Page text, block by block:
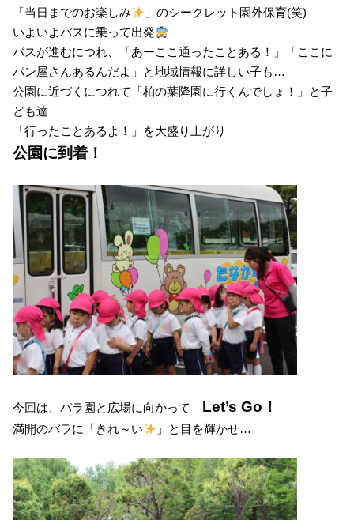
子育て支援
未就園児教室
課外授業
「当日までのお楽しみ
」のシークレット園外保育(笑)
いよいよバスに乗って出発
バスが進むにつれ、「あーここ通ったことある！」「ここに
パン屋さんあるんだよ」と地域情報に詳しい子も…
公園に近づくにつれて「柏の葉降園に行くんでしょ！」と子
ども達
「行ったことあるよ！」を大盛り上がり
公園に到着！
今回は、バラ園と広場に向かって Let’s Go！
満開のバラに「きれ～い 」と目を輝かせ…